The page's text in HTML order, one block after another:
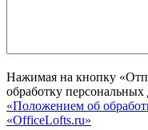
Нажимая на кнопку
обработку
«Положением об
«OfficeLofts.ru»